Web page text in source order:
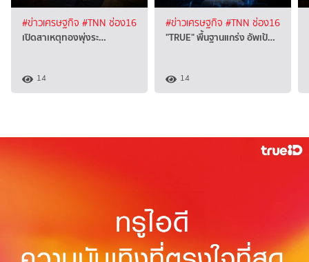
#ข่าวเศรษฐกิจ #TNN ช่อง16
เปิดสาเหตุทองพุ่งระ…
14
#ข่าวเศรษฐกิจ #TNN ช่อง16
"TRUE" พื้นฐานแกร่ง อัพเป้…
14